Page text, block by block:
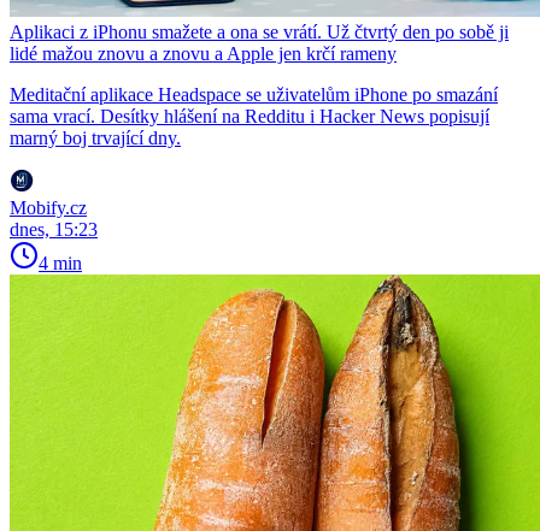
Aplikaci z iPhonu smažete a ona se vrátí. Už čtvrtý den po sobě ji
lidé mažou znovu a znovu a Apple jen krčí rameny
Meditační aplikace Headspace se uživatelům iPhone po smazání
sama vrací. Desítky hlášení na Redditu i Hacker News popisují
marný boj trvající dny.
Mobify.cz
dnes, 15:23
4 min